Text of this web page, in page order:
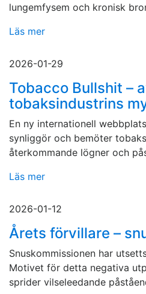
lungemfysem och kronisk
Läs mer
2026-01-29
Tobacco Bullshit –
tobaksindustrins
En ny internationell
synliggör och bemöter
återkommande lögner och
Läs mer
2026-01-12
Årets förvillare –
Snuskommissionen har
Motivet för detta negativa
sprider vilseleedande